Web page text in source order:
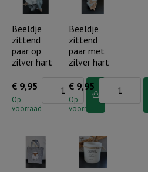
Beeldje
zittend
paar op
zilver hart
€ 9,95
Op
voorraad
Beeldje
zittend
zilver
hart
Beeldje
zittend
paar met
zilver hart
€ 9,95
Op
voorraad
zittend
paar
zilver
hart